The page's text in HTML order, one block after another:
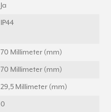
Ja
IP44
70 Millimeter (mm)
70 Millimeter (mm)
29,5 Millimeter (mm)
0